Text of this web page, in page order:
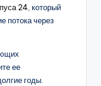
24 , который
потока через
ее
годы.